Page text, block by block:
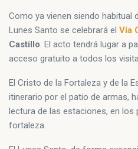
Como ya vienen siendo habitual
Lunes Santo se celebrará el Vía
Castillo. El acto tendrá lugar a
acceso gratuito a todos los
El Cristo de la Fortaleza y de la
itinerario por el patio de armas,
lectura de las estaciones, en los
fortaleza.